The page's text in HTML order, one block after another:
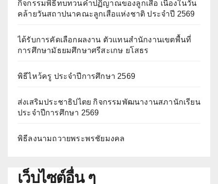
กิจกรรมพิธีทบทวนคำปฏิญาณของลูกเสือ เนื่องในวัน
คล้ายวันสถาปนาคณะลูกเสือแห่งชาติ ประจำปี 2569
ได้รับการคัดเลือกผลงาน ตัวแทนสำนักงานเขตพื้นที่
การศึกษามัธยมศึกษาศรีสะเกษ ยโสธร
พิธีไหว้ครู ประจำปีการศึกษา 2569
ส่งเสริมประชาธิปไตย กิจกรรมพัฒนางานสภานักเรียน
ประจำปีการศึกษา 2569
พิธีลงนามถวายพระพรชัยมงคล
เว็บไซต์อื่น ๆ